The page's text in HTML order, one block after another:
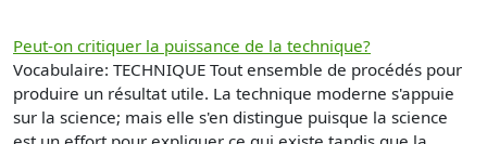
Peut-on critiquer la puissance de la technique?
Vocabulaire: TECHNIQUE Tout ensemble de procédés pour
produire un résultat utile. La technique moderne s'appuie
sur la science; mais elle s'en distingue puisque la science